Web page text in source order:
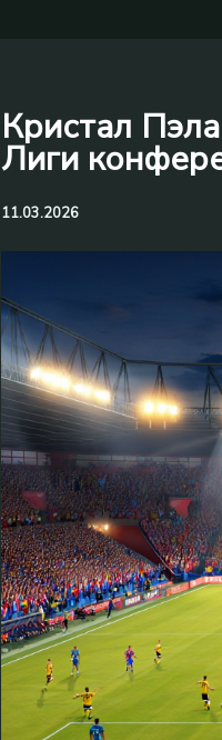
Кристал
Лиги
11.03.2026